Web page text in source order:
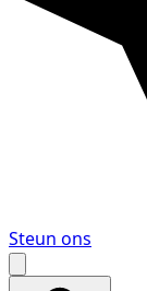
Steun ons